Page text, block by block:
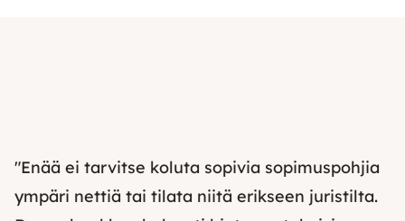
"Enää ei tarvitse koluta sopivia sopimuspohjia
ympäri nettiä tai tilata niitä erikseen juristilta.